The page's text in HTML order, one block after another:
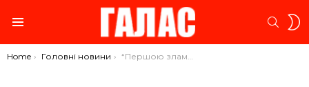
You are here:
Home Головні новини “Першою зламала стереотипи”. Тернополянка здобула незвичну професію(фото)